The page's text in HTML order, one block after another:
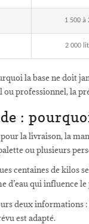
1 500 à
2 000
la base ne doit
professionnel, la
:
la livraison, la
ou plusieurs
centaines de kilos
d’eau qui influence
deux informations
est adapté.